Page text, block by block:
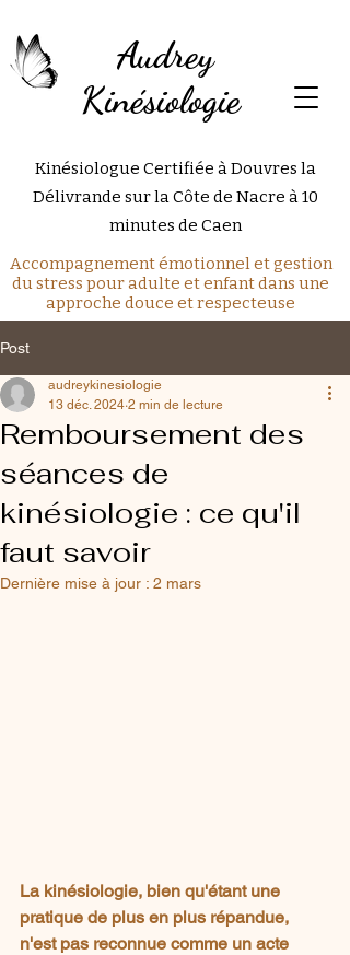
Audrey
Kinésiologie
Kinésiologue Certifiée à Douvres la
Délivrande sur la Côte de Nacre à 10
minutes de Caen
Accompagnement émotionnel et gestion
du stress pour adulte et enfant dans une
approche douce et respecteuse
Post
Remboursement des
séances de
kinésiologie : ce qu'il
faut savoir
audreykinesiologie
13 déc. 2024 2 min de lecture
Dernière mise à jour : 2 mars
La kinésiologie, bien qu'étant une
pratique de plus en plus répandue,
n'est pas reconnue comme un acte